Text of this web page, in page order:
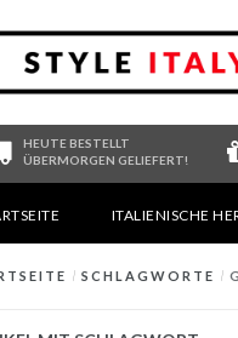
HEUTE BESTELLT
ÜBERMORGEN GELIEFERT!
ITALIENISCHE
/ SCHLAGWORTE /